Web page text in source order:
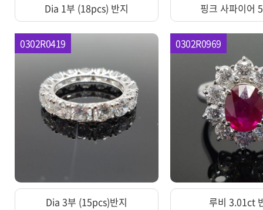
Dia 1부 (18pcs) 반지 핑크 사파이어
0302R0419
Dia 3부 (15pcs)반지
0302R0969
루비 3.01ct